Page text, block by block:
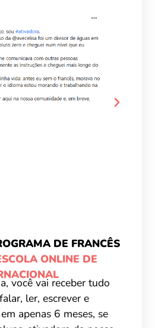
DE FRANCÊS
ONLINE DE
você vai receber tudo
ler, escrever e
apenas 6 meses, se